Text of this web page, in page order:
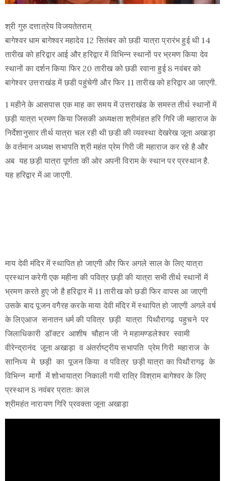
of
Use
श्री गुरु दत्तात्रेय विजयतेतराम्
बागेश्वर धाम बागेश्वर महादेव 12 सितंबर को छडी यात्रा प्रारंभ हुई थी 14
तारीख को हरिद्वार आई और हरिद्वार में विभिन्न स्थानों पर भ्रमण किया देव
स्थानों का दर्शन किया फिर 20 तारीख को छडी रवाना हुई 8 नवंबर को
बागेश्वर उत्तराखंड में छडी पहुंचेगी और फिर 11 तारीख को हरिद्वार आ जाएगी.
1 महीने के आसपास एक माह का समय में उत्तराखंड के समस्त तीर्थ स्थानों में
छड़ी यात्रा भ्रमण किया जिसकी अध्यक्षता श्रीमंहत हरि गिरि जी महाराज के
निर्देशानुसार तीर्थ यात्रा चल रही थी छडी की व्यवस्था देखरेख जूना अखाड़ा
के वर्तमान अध्यक्ष सभापति श्री महंत प्रेम गिरी जी महाराज कर रहे है और
अब यह छड़ी यात्रा पूर्णता की ओर अपनी विराम के स्थान पर प्रस्थान है.
यह हरिद्वार में आ जाएगी.
माय देवी मंदिर में स्थापित हो जाएगी और फिर अगले साल के लिए यात्रा
प्रस्थान करेगी एक महीना की पवित्र छड़ी की यात्रा सभी तीर्थ स्थानों में
भ्रमण करते हुए जो है हरिद्वार में 11 तारीख को छडी फिर वापस आ जाएगी
उसके बाद पूजन वगैरह करके माया देवी मंदिर में स्थापित हो जाएगी अगले वर्ष
के लिएआज सनातन धर्म की पवित्र छड़ी यात्रा पिथौरागढ़ पहुचने पर
जिलाधिकारी डॉक्टर आशीष चौहान जी ने महामण्डलेश्वर स्वामी
वीरेन्द्रानंद जूना अखाड़ा व अंतर्राष्ट्रीय सभापति प्रेम गिरी महाराज के
सानिध्य मे छड़ी का पूजन किया व पवित्र छड़ी यात्रा का पिथौरागढ़ के
विभिन्न मार्गो में शोभायात्रा निकाली गयी रात्रि विश्राम बागेश्वर के लिए
प्रस्थान 8 नवंबर प्रातः काल
श्रीमहंत नारायण गिरि प्रवक्ता जूना अखाड़ा